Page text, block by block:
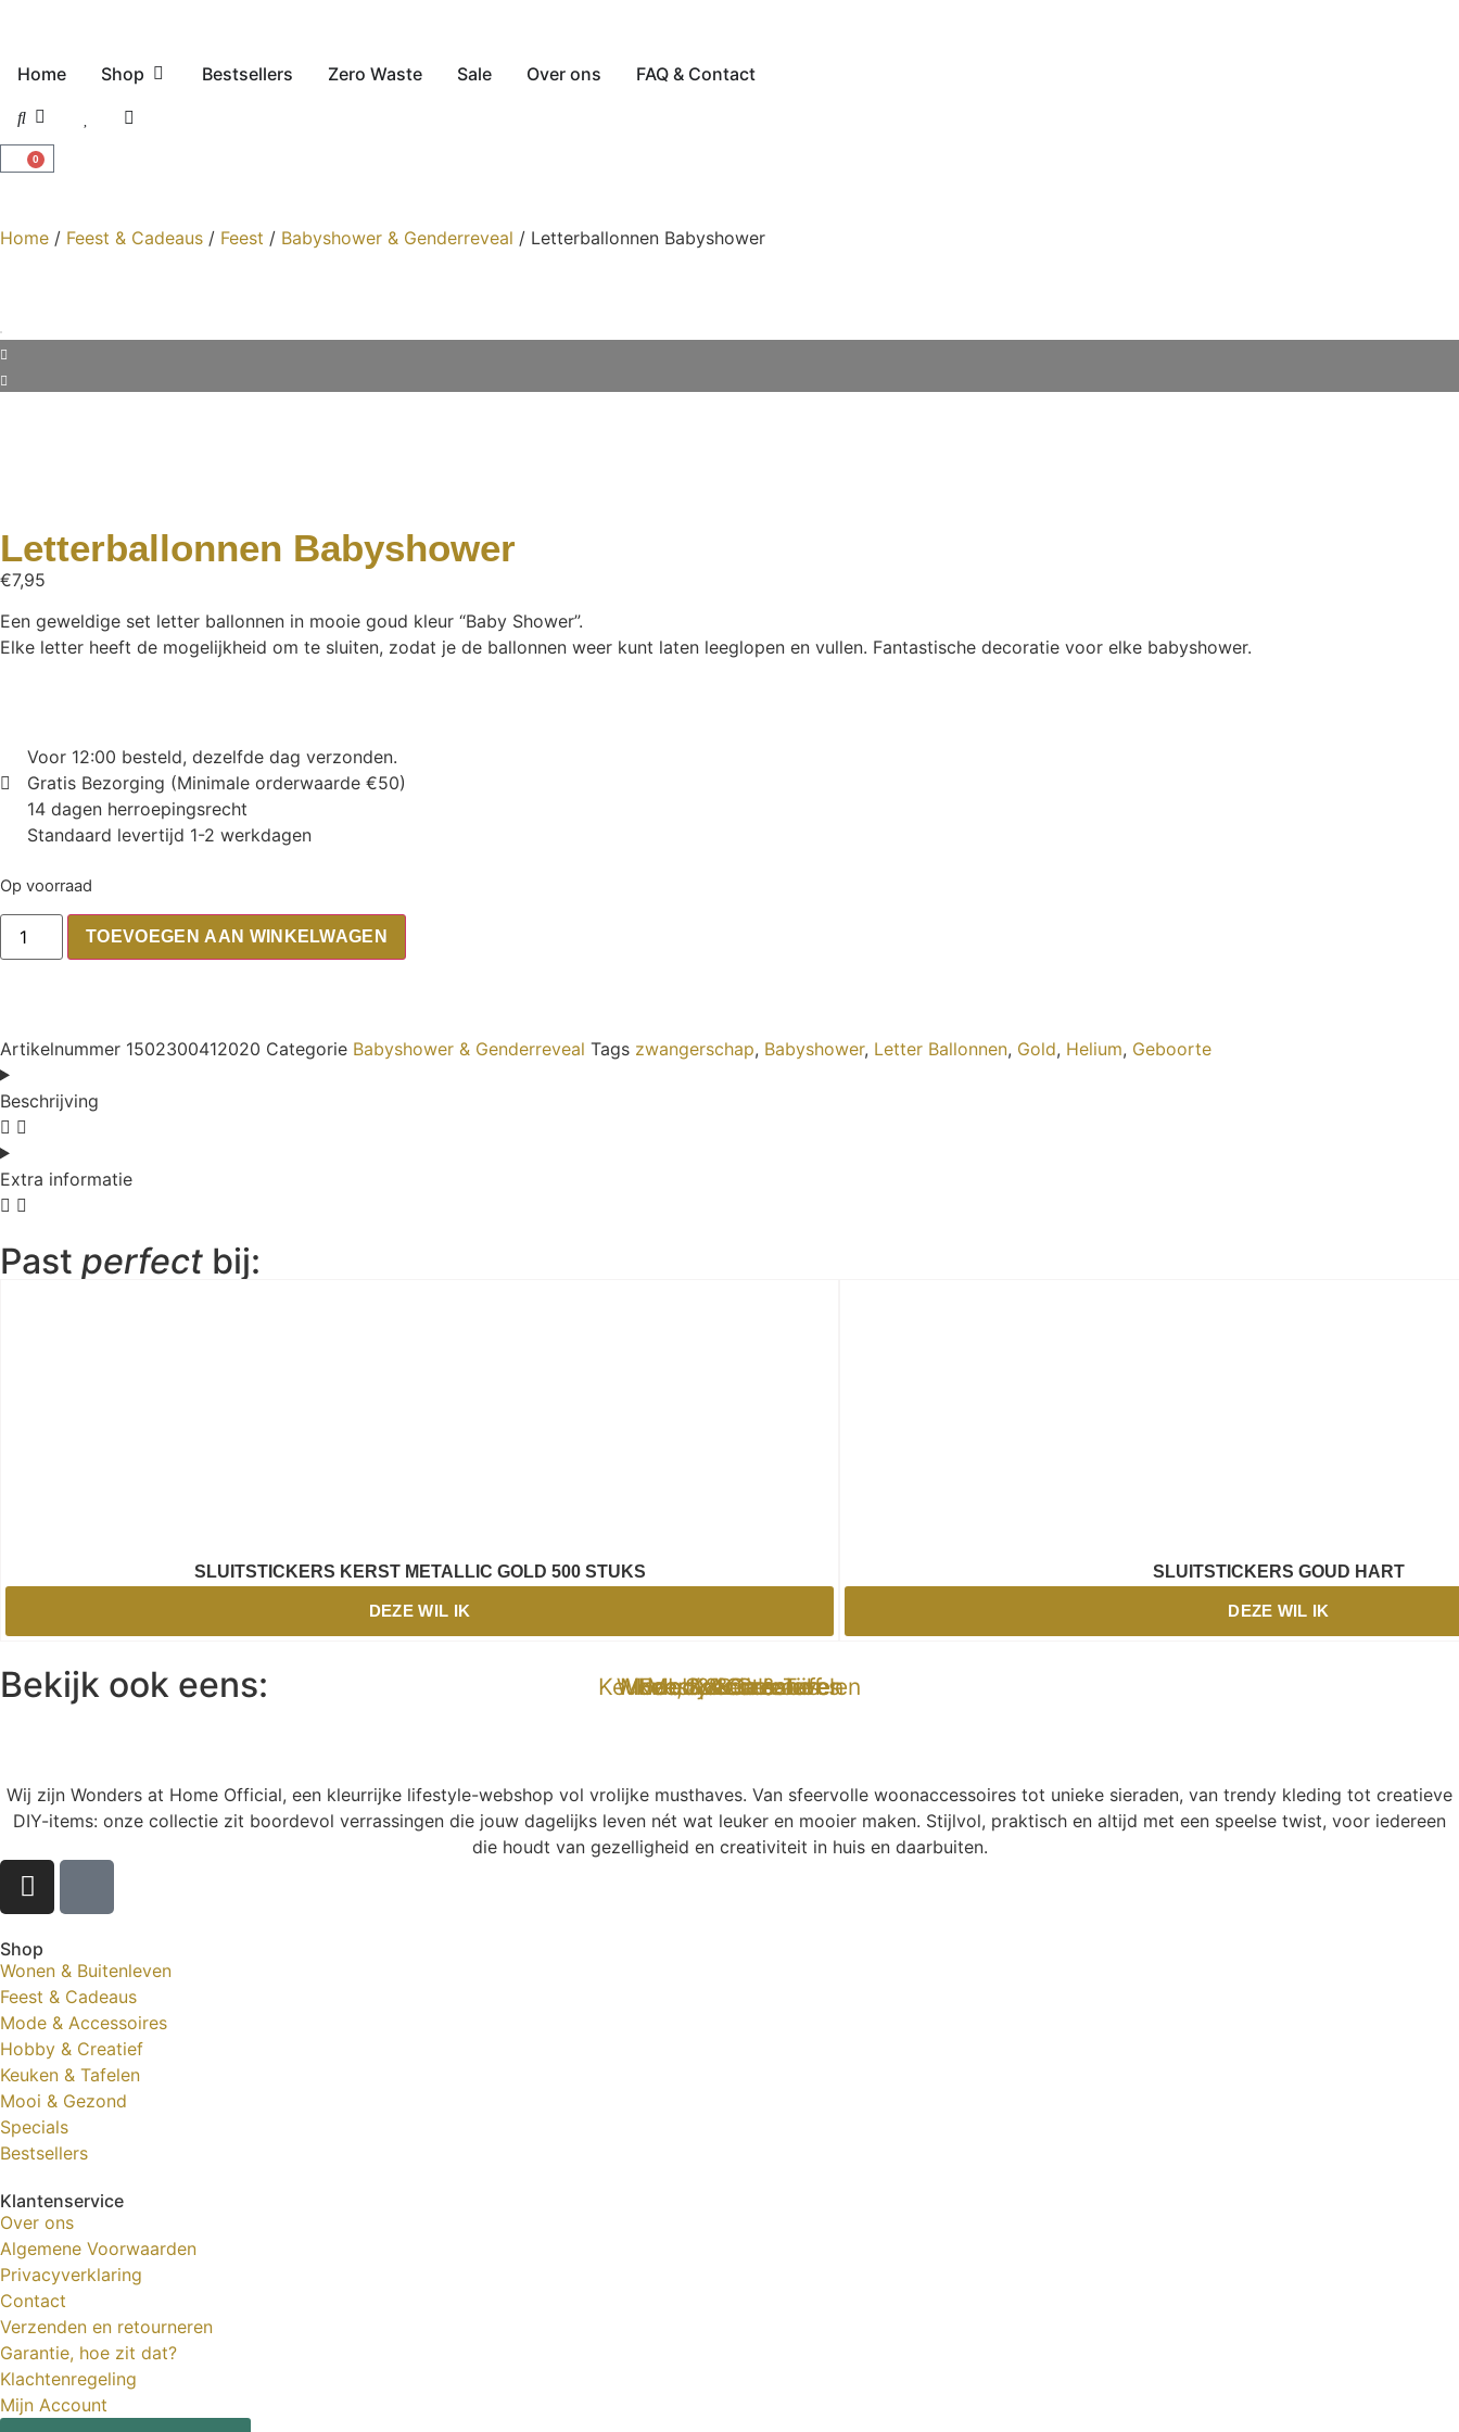
Home Shop Bestsellers Zero Waste Sale Over ons FAQ & Contact
0
Home / Feest & Cadeaus / Feest / Babyshower & Genderreveal / Letterballonnen Babyshower
Letterballonnen Babyshower
€7,95
Een geweldige set letter ballonnen in mooie goud kleur “Baby Shower”.
Elke letter heeft de mogelijkheid om te sluiten, zodat je de ballonnen weer kunt laten leeglopen en vullen. Fantastische decoratie voor elke babyshower.
Voor 12:00 besteld, dezelfde dag verzonden.
Gratis Bezorging (Minimale orderwaarde €50)
14 dagen herroepingsrecht
Standaard levertijd 1-2 werkdagen
Op voorraad
TOEVOEGEN AAN WINKELWAGEN
Artikelnummer 1502300412020 Categorie Babyshower & Genderreveal Tags zwangerschap, Babyshower, Letter Ballonnen, Gold, Helium, Geboorte
Beschrijving
Extra informatie
Past perfect bij:
SLUITSTICKERS KERST METALLIC GOLD 500 STUKS
DEZE WIL IK
SLUITSTICKERS GOUD HART
DEZE WIL IK
Bekijk ook eens: Wonen & Buitenleven
Feest & Cadeaus
Mode & Accessoires
Hobby & Creatief
Keuken, Koken & Tafelen
Mooi & Gezond
Specials
Wij zijn Wonders at Home Official, een kleurrijke lifestyle-webshop vol vrolijke musthaves. Van sfeervolle woonaccessoires tot unieke sieraden, van trendy kleding tot creatieve
DIY-items: onze collectie zit boordevol verrassingen die jouw dagelijks leven nét wat leuker en mooier maken. Stijlvol, praktisch en altijd met een speelse twist, voor iedereen
die houdt van gezelligheid en creativiteit in huis en daarbuiten.
Shop
Wonen & Buitenleven
Feest & Cadeaus
Mode & Accessoires
Hobby & Creatief
Keuken & Tafelen
Mooi & Gezond
Specials
Bestsellers
Klantenservice
Over ons
Algemene Voorwaarden
Privacyverklaring
Contact
Verzenden en retourneren
Garantie, hoe zit dat?
Klachtenregeling
Mijn Account